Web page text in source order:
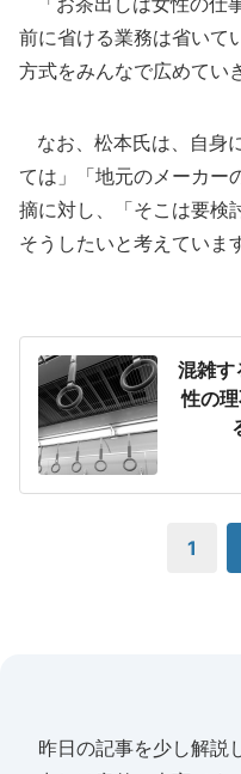
前に省ける業務は省いて
方式をみんなで広めてい
なお、松本氏は、自身
ては」「地元のメーカー
摘に対し、「そこは要検
そうしたいと考えていま
混雑す
性の
1
昨日の記事を少し解説